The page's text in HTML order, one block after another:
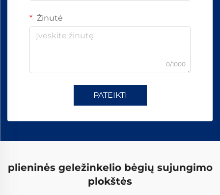
Žinutė
0/1000
PATEIKTI
plieninės geležinkelio bėgių sujungimo
plokštės